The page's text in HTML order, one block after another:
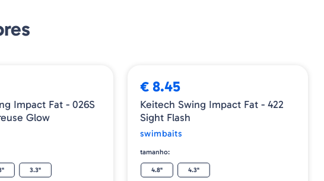
Impact Fat - 026S
Glow
3.3"
€ 8.45
Keitech Swing Impact Fat - 422
Sight Flash
swimbaits
tamanho:
4.8" 4.3"